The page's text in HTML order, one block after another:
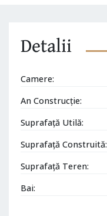
Detalii
Camere:
An Construcție:
Suprafață Utilă:
Suprafață Construită:
Suprafață Teren:
Bai: